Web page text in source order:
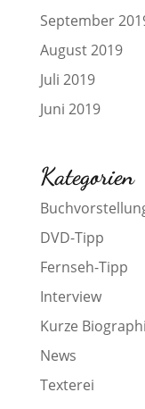
September
August 2019
Juli 2019
Juni 2019
Kategorien
DVD-Tipp
Fernseh-Tipp
Interview
Kurze
News
Texterei